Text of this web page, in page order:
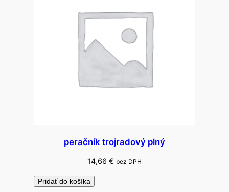
peračník trojradový plný
14,66 € bez DPH
Pridať do košíka